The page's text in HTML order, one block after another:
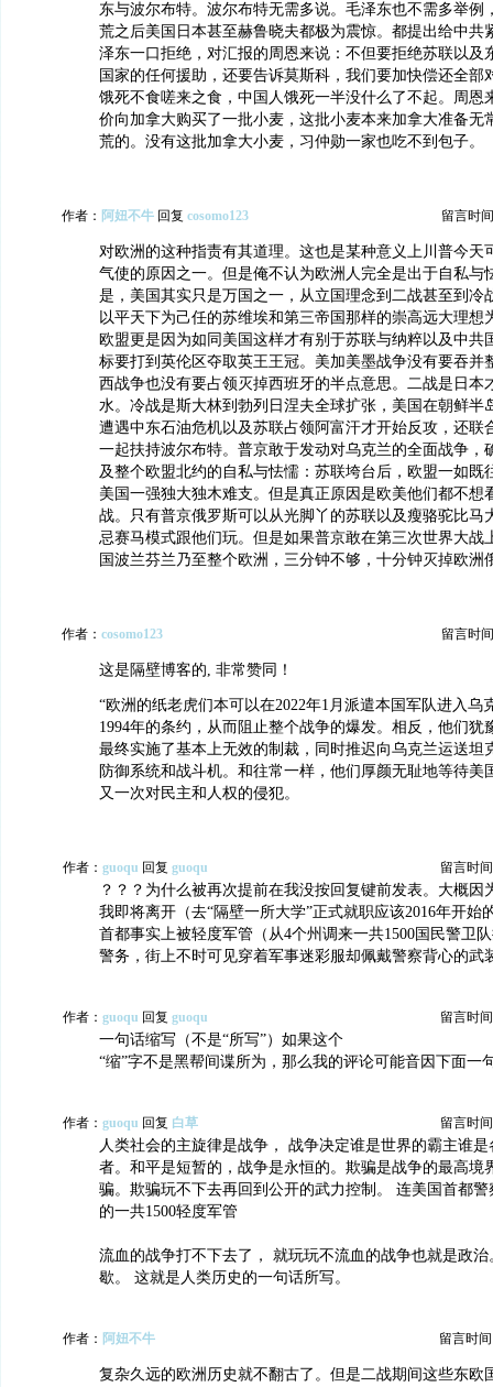
东与波尔布特。波尔布特无需多说。毛泽东也不需多举例
荒之后美国日本甚至赫鲁晓夫都极为震惊。都提出给中共
泽东一口拒绝，对汇报的周恩来说：不但要拒绝苏联以及
国家的任何援助，还要告诉莫斯科，我们要加快偿还全部
饿死不食嗟来之食，中国人饿死一半没什么了不起。周恩
价向加拿大购买了一批小麦，这批小麦本来加拿大准备无
荒的。没有这批加拿大小麦，习仲勋一家也吃不到包子。
作者： 阿妞不牛 回复 cosomo123 留言时
对欧洲的这种指责有其道理。这也是某种意义上川普今天
气使的原因之一。但是俺不认为欧洲人完全是出于自私与
是，美国其实只是万国之一，从立国理念到二战甚至到冷
以平天下为己任的苏维埃和第三帝国那样的崇高远大理想
欧盟更是因为如同美国这样才有别于苏联与纳粹以及中共
标要打到英伦区夺取英王王冠。美加美墨战争没有要吞并
西战争也没有要占领灭掉西班牙的半点意思。二战是日本
水。冷战是斯大林到勃列日涅夫全球扩张，美国在朝鲜半
遭遇中东石油危机以及苏联占领阿富汗才开始反攻，还联
一起扶持波尔布特。普京敢于发动对乌克兰的全面战争，
及整个欧盟北约的自私与怯懦：苏联垮台后，欧盟一如既
美国一强独大独木难支。但是真正原因是欧美他们都不想
战。只有普京俄罗斯可以从光脚丫的苏联以及瘦骆驼比马
忌赛马模式跟他们玩。但是如果普京敢在第三次世界大战
国波兰芬兰乃至整个欧洲，三分钟不够，十分钟灭掉欧洲
作者： cosomo123 留言时
这是隔壁博客的, 非常赞同！
“欧洲的纸老虎们本可以在2022年1月派遣本国军队进入乌
1994年的条约，从而阻止整个战争的爆发。相反，他们犹
最终实施了基本上无效的制裁，同时推迟向乌克兰运送坦
防御系统和战斗机。和往常一样，他们厚颜无耻地等待美
又一次对民主和人权的侵犯。
作者： guoqu 回复 guoqu 留言时
？？？为什么被再次提前在我没按回复键前发表。大概因
我即将离开（去“隔壁一所大学”正式就职应该2016年开始
首都事实上被轻度军管（从4个州调来一共1500国民警卫
警务，街上不时可见穿着军事迷彩服却佩戴警察背心的武
作者： guoqu 回复 guoqu 留言时
一句话缩写（不是“所写”）如果这个
“缩”字不是黑帮间谍所为，那么我的评论可能音因下面一
作者： guoqu 回复 白草 留言时
人类社会的主旋律是战争， 战争决定谁是世界的霸主谁
者。和平是短暂的，战争是永恒的。欺骗是战争的最高境
骗。欺骗玩不下去再回到公开的武力控制。 连美国首都
的一共1500轻度军管
流血的战争打不下去了， 就玩玩不流血的战争也就是政
歇。 这就是人类历史的一句话所写。
作者： 阿妞不牛 留言时间
复杂久远的欧洲历史就不翻古了。但是二战期间这些东欧